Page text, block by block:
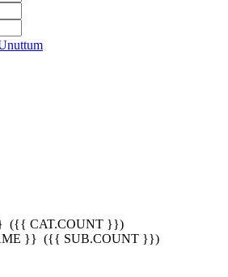
({{ CAT.COUNT }})
}} ({{ SUB.COUNT }})